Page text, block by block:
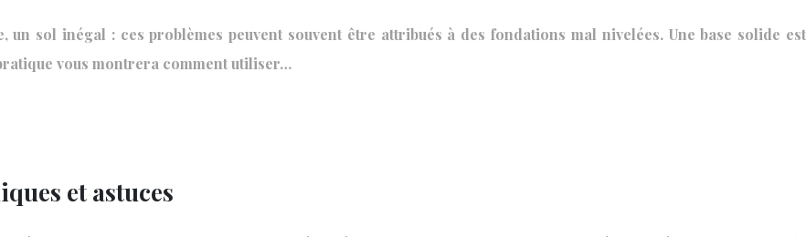
sol inégal : ces problèmes peuvent souvent être attribués à des fondations mal nivelées. Une base solide est
vous montrera comment utiliser…
et astuces